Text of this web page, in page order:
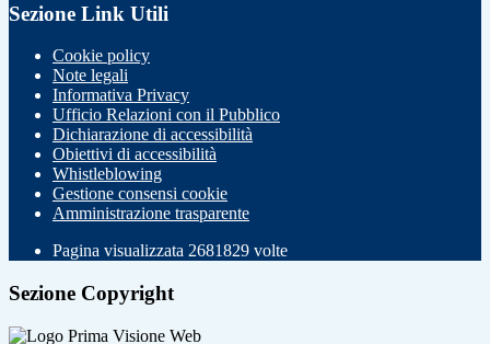
Sezione Link Utili
Cookie policy
Note legali
Informativa Privacy
Ufficio Relazioni con il Pubblico
Dichiarazione di accessibilità
Obiettivi di accessibilità
Whistleblowing
Gestione consensi cookie
Amministrazione trasparente
Pagina visualizzata 2681829 volte
Sezione Copyright